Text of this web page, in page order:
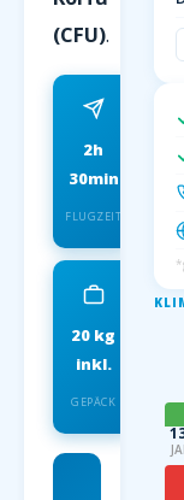
(CFU).
2h
30min
FLUGZEIT
20 kg
inkl.
GEPÄCK